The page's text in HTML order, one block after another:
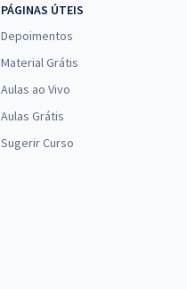
PÁGINAS ÚTEIS
Depoimentos
Material Grátis
Aulas ao Vivo
Aulas Grátis
Sugerir Curso